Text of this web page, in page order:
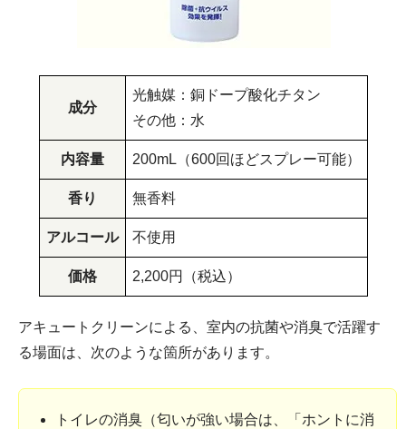
成分
光触媒：銅ドープ酸化チタン
その他：水
内容量 200mL（600回ほどスプレー可能）
香り 無香料
アルコール 不使用
価格 2,200円（税込）
アキュートクリーンによる、室内の抗菌や消臭で活躍す
る場面は、次のような箇所があります。
トイレの消臭（匂いが強い場合は、「ホントに消